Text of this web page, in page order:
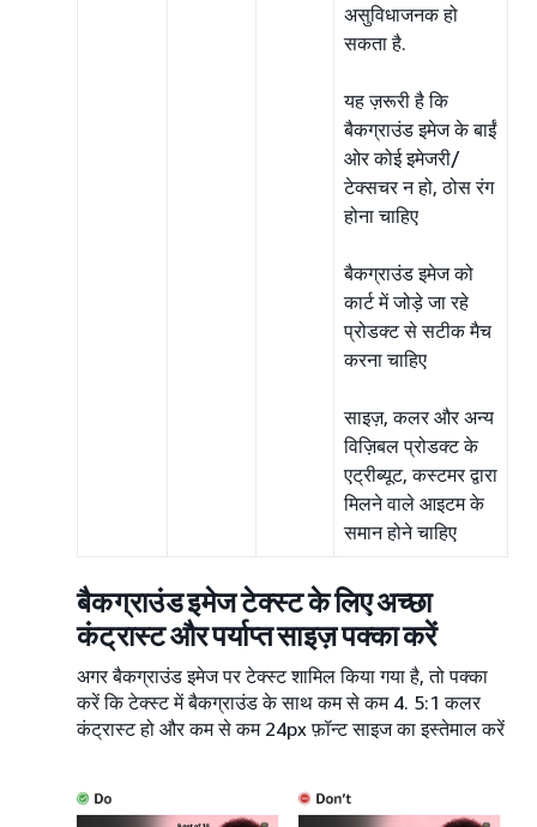
असुविधाजनक हो
सकता है.
यह ज़रूरी है कि
बैकग्राउंड इमेज के बाईं
ओर कोई इमेजरी/
टेक्सचर न हो, ठोस रंग
होना चाहिए
बैकग्राउंड इमेज को
कार्ट में जोड़े जा रहे
प्रोडक्ट से सटीक मैच
करना चाहिए
साइज़, कलर और अन्य
विज़िबल प्रोडक्ट के
एट्रीब्यूट, कस्टमर द्वारा
मिलने वाले आइटम के
समान होने चाहिए
बैकग्राउंड इमेज टेक्स्ट के लिए अच्छा
कंट्रास्ट और पर्याप्त साइज़ पक्का करें
अगर बैकग्राउंड इमेज पर टेक्स्ट शामिल किया गया है, तो पक्का
करें कि टेक्स्ट में बैकग्राउंड के साथ कम से कम 4. 5:1 कलर
कंट्रास्ट हो और कम से कम 24px फ़ॉन्ट साइज का इस्तेमाल करें